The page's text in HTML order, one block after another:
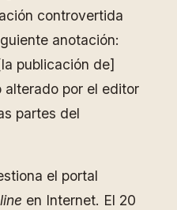
controvertida
anotación:
publicación de]
por el editor
partes del
el portal
en Internet. El 20